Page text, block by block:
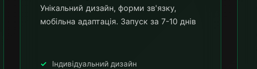
Унікальний дизайн, форми зв'язку,
мобільна адаптація. Запуск за 7-10 днів
Індивідуальний дизайн